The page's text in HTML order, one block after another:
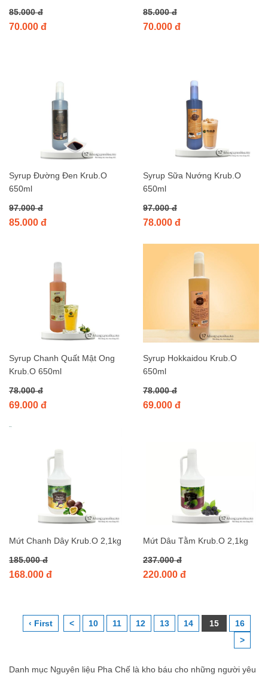
85.000 đ
70.000 đ
85.000 đ
70.000 đ
Syrup Đường Đen Krub.O
650ml
97.000 đ
85.000 đ
Syrup Sữa Nướng Krub.O
650ml
97.000 đ
78.000 đ
Syrup Chanh Quất Mật Ong
Krub.O 650ml
78.000 đ
69.000 đ
Syrup Hokkaidou Krub.O
650ml
78.000 đ
69.000 đ
Mứt Chanh Dây Krub.O 2,1kg
185.000 đ
168.000 đ
Mứt Dâu Tằm Krub.O 2,1kg
237.000 đ
220.000 đ
‹ First < 10 11 12 13 14 15
16
>
Danh mục Nguyên liệu Pha Chế là kho báu cho những người yêu